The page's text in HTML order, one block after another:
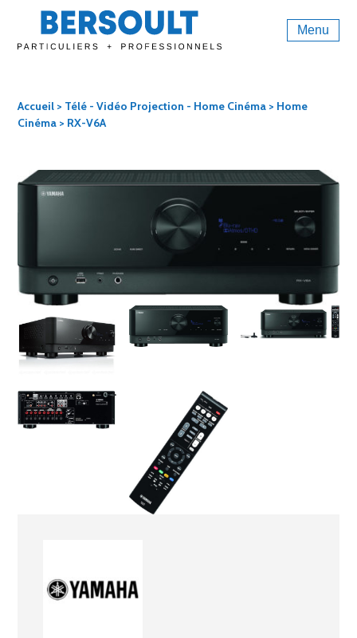
Menu
Accueil > Télé - Vidéo Projection - Home Cinéma > Home
Cinéma > RX-V6A